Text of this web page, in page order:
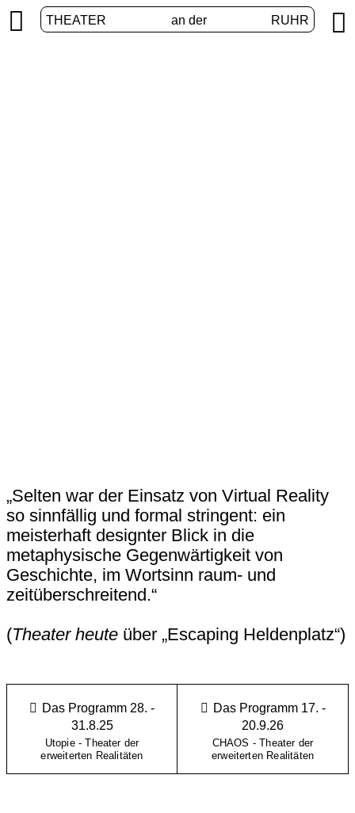
THEATER an der RUHR
 
„Selten war der Einsatz von Virtual Reality
so sinnfällig und formal stringent: ein
meisterhaft designter Blick in die
metaphysische Gegenwärtigkeit von
Geschichte, im Wortsinn raum- und
zeitüberschreitend.“
(Theater heute über „Escaping Heldenplatz“)
Das Programm 28. -
31.8.25
Utopie - Theater der
erweiterten Realitäten
Das Programm 17. -
20.9.26
CHAOS - Theater der
erweiterten Realitäten